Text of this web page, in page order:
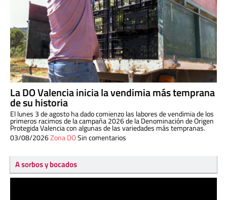
La DO Valencia inicia la vendimia más temprana
de su historia
El lunes 3 de agosto ha dado comienzo las labores de vendimia de los
primeros racimos de la campaña 2026 de la Denominación de Origen
Protegida Valencia con algunas de las variedades más tempranas.
03/08/2026Zona DOSin comentarios
A sorbos y bocados